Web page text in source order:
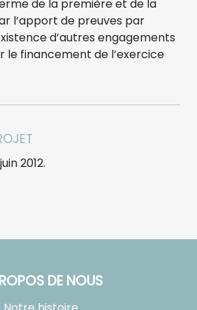
de la première et de la
l’apport de preuves par
d’autres engagements
financement de l’exercice
2012.
DE NOUS